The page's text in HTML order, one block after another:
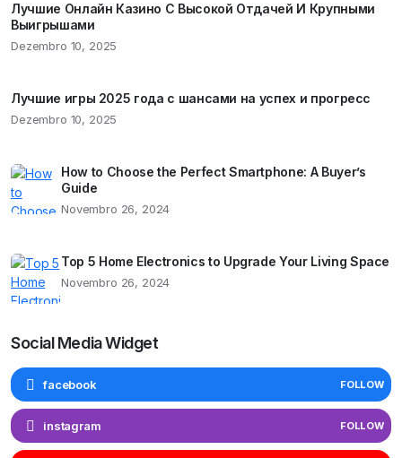
Лучшие Онлайн Казино С Высокой Отдачей И Крупными
Выигрышами
Dezembro 10, 2025
Лучшие игры 2025 года с шансами на успех и прогресс
Dezembro 10, 2025
How to Choose the Perfect Smartphone: A Buyer’s
Guide
Novembro 26, 2024
Top 5 Home Electronics to Upgrade Your Living Space
Novembro 26, 2024
Social Media Widget
facebook FOLLOW
instagram FOLLOW